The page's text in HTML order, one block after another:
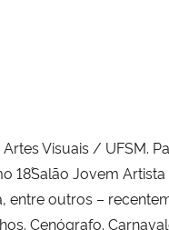
Visuais / UFSM.
Jovem
entre outros –
Cenógrafo.